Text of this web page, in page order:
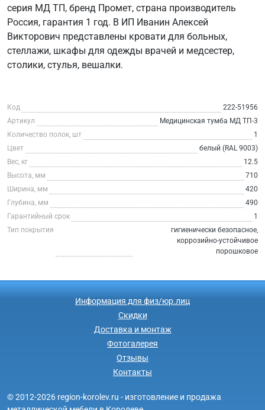
серия МД ТП, бренд Промет, страна производитель
Россия, гарантия 1 год. В ИП Иванин Алексей
Викторович представлены кровати для больных,
стеллажи, шкафы для одежды врачей и медсестер,
столики, стулья, вешалки.
Код
222-51956
Артикул
Медицинская тумба МД ТП-3
Количество полок, шт
1
Цвет
белый (RAL 9003)
Вес, кг
12.5
Высота, мм
710
Ширина, мм
420
Глубина, мм
490
Гарантийный срок
1
Тип покрытия
гигиенически безопасное,
коррозийно-устойчивое
порошковое
Информация для физ/юр.лиц
Скидки
Доставка и монтаж
Фотогалерея
Отзывы
Контакты
© 2012-2026 region-korolev.ru - изготовление и продажа